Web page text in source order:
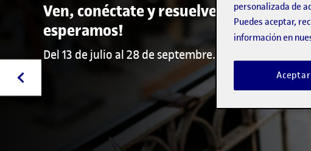
Ven, conéctate y resuelve todas tus
esperamos!
Del 13 de julio al 28 de septembre.
personalizada de
Puedes aceptar,
información en
Aceptar